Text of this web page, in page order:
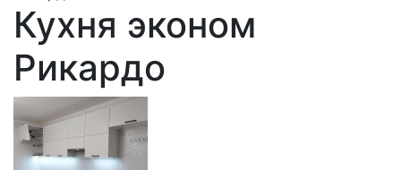
Кухня эконом
Рикардо